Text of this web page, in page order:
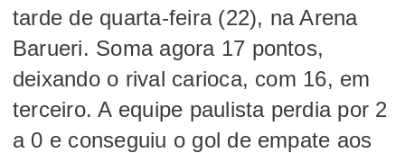
tarde de quarta-feira (22), na Arena
Barueri. Soma agora 17 pontos,
deixando o rival carioca, com 16, em
terceiro. A equipe paulista perdia por 2
a 0 e conseguiu o gol de empate aos